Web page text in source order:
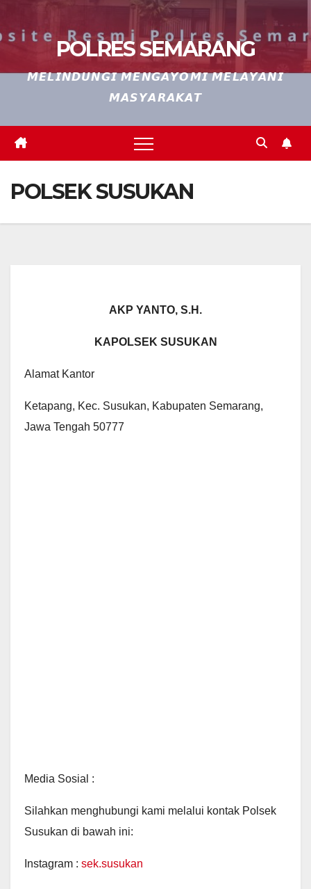
POLRES SEMARANG
𝙈𝙀𝙇𝙄𝙉𝘿𝙐𝙉𝙂𝙄 𝙈𝙀𝙉𝙂𝘼𝙔𝙊𝙈𝙄 𝙈𝙀𝙇𝘼𝙔𝘼𝙉𝙄
𝙈𝘼𝙎𝙔𝘼𝙍𝘼𝙆𝘼𝙏
POLSEK SUSUKAN
AKP YANTO, S.H.
KAPOLSEK SUSUKAN
Alamat Kantor
Ketapang, Kec. Susukan, Kabupaten Semarang,
Jawa Tengah 50777
Media Sosial :
Silahkan menghubungi kami melalui kontak Polsek
Susukan di bawah ini:
Instagram : sek.susukan